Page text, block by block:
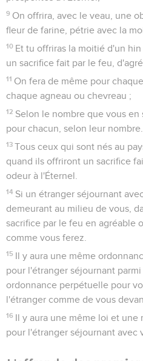
9 On offrira, avec le veau, une
fleur de farine, pétrie avec la
10 Et tu offriras la moitié d'un
un sacrifice fait par le feu,
11 On fera de même pour
chaque agneau ou chevreau ;
12 Selon le nombre que vous en
pour chacun, selon leur nombre.
13 Tous ceux qui sont nés au
quand ils offriront un sacrifice
odeur à l'Éternel.
14 Si un étranger séjournant
demeurant au milieu de vous,
sacrifice par le feu en agréable
comme vous ferez.
15 Il y aura une même
pour l'étranger séjournant
ordonnance perpétuelle pour
l'étranger comme de vous
16 Il y aura une même loi et une
pour l'étranger séjournant avec